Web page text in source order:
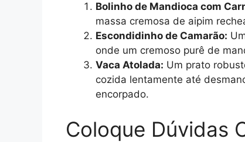
Bolinho de Mandioca com
massa cremosa de aipim
Escondidinho de Camarão:
onde um cremoso purê de
Vaca Atolada: Um prato
cozida lentamente até
encorpado.
Coloque Dúvidas